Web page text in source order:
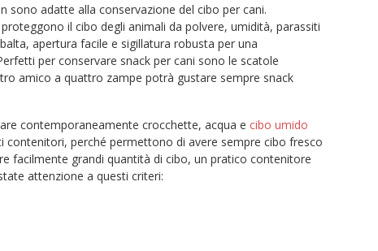
adatte alla conservazione del cibo per cani.
il cibo degli animali da polvere, umidità, parassiti
apertura facile e sigillatura robusta per una
per conservare snack per cani sono le scatole
amico a quattro zampe potrà gustare sempre snack
contemporaneamente crocchette, acqua e cibo umido
perché permettono di avere sempre cibo fresco
facilmente grandi quantità di cibo, un pratico contenitore
attenzione a questi criteri: